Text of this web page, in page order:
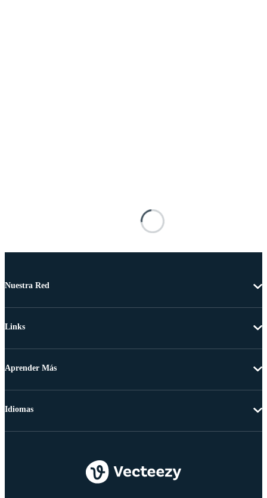
Nuestra Red
Links
Aprender Más
Idiomas